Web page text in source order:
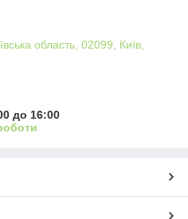
область, 02099, Київ,
до 16:00